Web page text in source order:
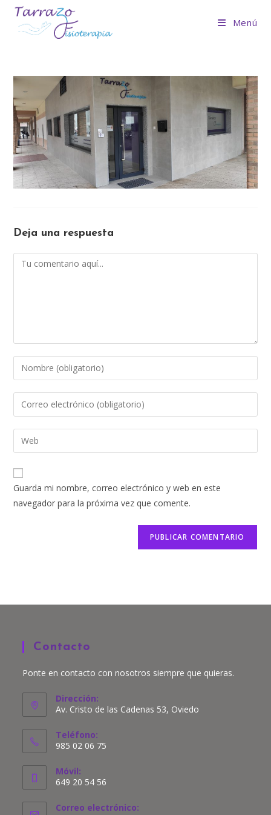
contenido
Menú
Deja una respuesta
Comentario
Introduce
tu
nombre
de
usuario
para
comentar
Introduce
tu
dirección
de
electrónico
para
comentar
Introduce
la
URL
de
Guarda mi nombre, correo electrónico y web en este
navegador para la próxima vez que comente.
Contacto
Ponte en contacto con nosotros siempre que quieras.
Dirección:
Av. Cristo de las Cadenas 53, Oviedo
Teléfono:
985 02 06 75
Móvil:
649 20 54 56
Correo electrónico: